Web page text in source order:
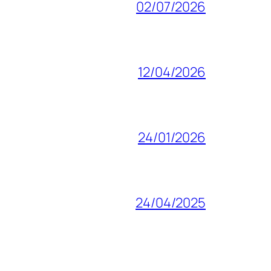
02/07/2026
12/04/2026
24/01/2026
24/04/2025